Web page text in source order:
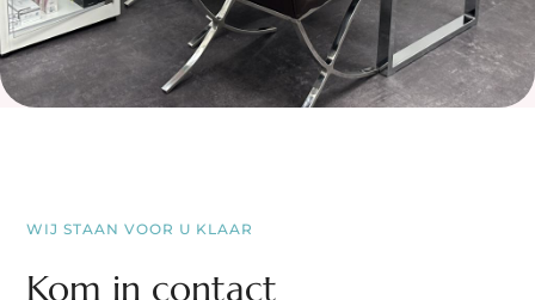
WIJ STAAN VOOR U KLAAR
Kom in contact